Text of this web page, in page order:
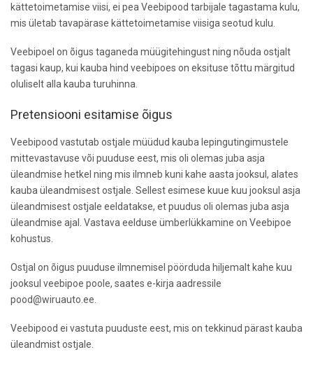
kättetoimetamise viisi, ei pea Veebipood tarbijale tagastama kulu,
mis ületab tavapärase kättetoimetamise viisiga seotud kulu.
Veebipoel on õigus taganeda müügitehingust ning nõuda ostjalt
tagasi kaup, kui kauba hind veebipoes on eksituse tõttu märgitud
oluliselt alla kauba turuhinna.
Pretensiooni esitamise õigus
Veebipood vastutab ostjale müüdud kauba lepingutingimustele
mittevastavuse või puuduse eest, mis oli olemas juba asja
üleandmise hetkel ning mis ilmneb kuni kahe aasta jooksul, alates
kauba üleandmisest ostjale. Sellest esimese kuue kuu jooksul asja
üleandmisest ostjale eeldatakse, et puudus oli olemas juba asja
üleandmise ajal. Vastava eelduse ümberlükkamine on Veebipoe
kohustus.
Ostjal on õigus puuduse ilmnemisel pöörduda hiljemalt kahe kuu
jooksul veebipoe poole, saates e-kirja aadressile
pood@wiruauto.ee.
Veebipood ei vastuta puuduste eest, mis on tekkinud pärast kauba
üleandmist ostjale.